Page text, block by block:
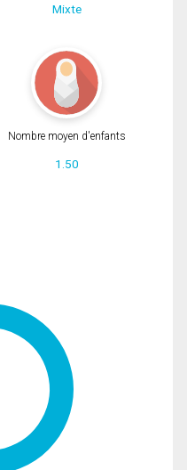
Mixte
Nombre moyen d'enfants
1.50